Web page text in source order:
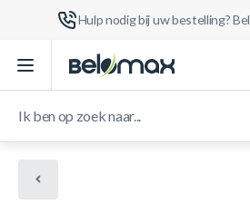
Hulp nodig bij uw bestelling? Bel
Ga naar de inhoud